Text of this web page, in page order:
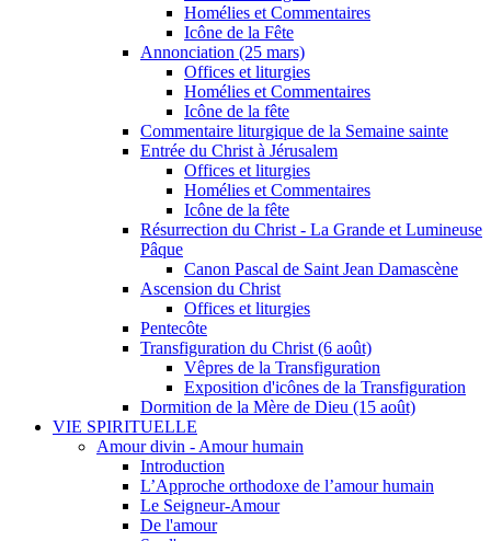
Homélies et Commentaires
Icône de la Fête
Annonciation (25 mars)
Offices et liturgies
Homélies et Commentaires
Icône de la fête
Commentaire liturgique de la Semaine sainte
Entrée du Christ à Jérusalem
Offices et liturgies
Homélies et Commentaires
Icône de la fête
Résurrection du Christ - La Grande et Lumineuse
Pâque
Canon Pascal de Saint Jean Damascène
Ascension du Christ
Offices et liturgies
Pentecôte
Transfiguration du Christ (6 août)
Vêpres de la Transfiguration
Exposition d'icônes de la Transfiguration
Dormition de la Mère de Dieu (15 août)
VIE SPIRITUELLE
Amour divin - Amour humain
Introduction
L’Approche orthodoxe de l’amour humain
Le Seigneur-Amour
De l'amour